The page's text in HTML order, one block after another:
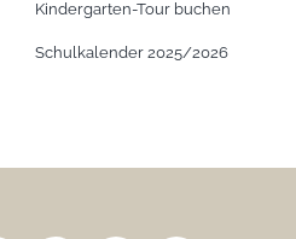
Kindergarten-Tour buchen
Schulkalender 2025/2026